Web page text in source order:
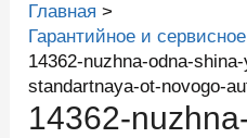
Главная
Гарантийное и
14362-nuzhna-odna-
standartnaya-ot-novogo-
14362-